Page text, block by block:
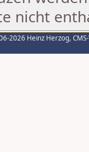
nicht
2026 Heinz Herzog,